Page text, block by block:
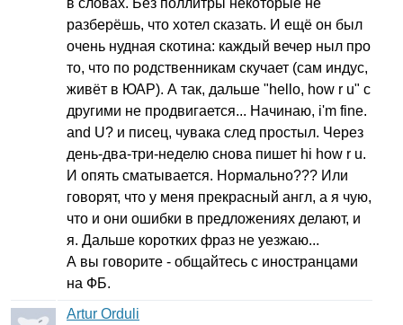
в словах. Без поллитры некоторые не
разберёшь, что хотел сказать. И ещё он был
очень нудная скотина: каждый вечер ныл про
то, что по родственникам скучает (сам индус,
живёт в ЮАР). А так, дальше "hello, how r u" с
другими не продвигается... Начинаю, i'm fine.
and U? и писец, чувака след простыл. Через
день-два-три-неделю снова пишет hi how r u.
И опять сматывается. Нормально??? Или
говорят, что у меня прекрасный англ, а я чую,
что и они ошибки в предложениях делают, и
я. Дальше коротких фраз не уезжаю...
А вы говорите - общайтесь с иностранцами
на ФБ.
Artur Orduli